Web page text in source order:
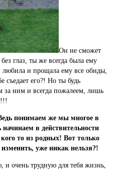
Он не сможет
глаз, ты же всегда была ему
и прощала ему все обиды,
съедает его?! Но ты будь
ним и всегда пожалеем, лишь
понимаем же мы многое в
в действительности
то из родных! Вот только
уже никак нельзя?!
очень трудную для тебя жизнь,